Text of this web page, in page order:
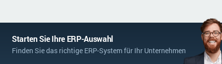
Starten Sie Ihre ERP-Auswahl
Finden Sie das richtige ERP-System für Ihr Unternehmen